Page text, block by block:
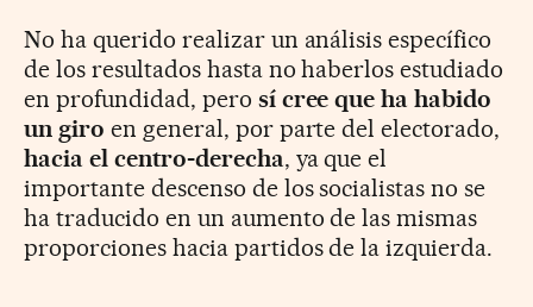
No ha querido realizar un análisis específico
de los resultados hasta no haberlos estudiado
en profundidad, pero sí cree que ha habido
un giro en general, por parte del electorado,
hacia el centro-derecha, ya que el
importante descenso de los socialistas no se
ha traducido en un aumento de las mismas
proporciones hacia partidos de la izquierda.